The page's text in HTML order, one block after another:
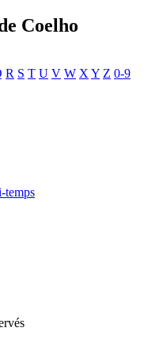
Coelho
R S T U V W X Y Z 0-9
temps